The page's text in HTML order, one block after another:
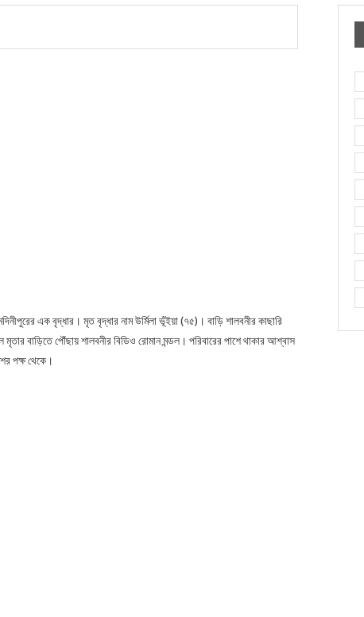
এক বৃদ্ধার। মৃত বৃদ্ধার নাম উর্মিলা ভূঁইয়া (৭৫)। বাড়ি শালবনীর কাছারি
বাড়িতে পৌঁছায় শালবনীর বিডিও রোমান মন্ডল। পরিবারের পাশে থাকার আশ্বাস
পক্ষ থেকে।